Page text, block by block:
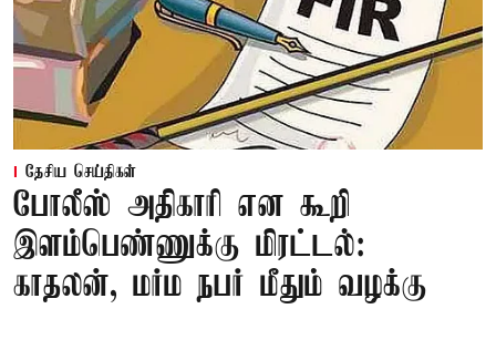
தேசிய செய்திகள்
போலீஸ் அதிகாரி என கூறி
இளம்பெண்ணுக்கு மிரட்டல்:
காதலன், மர்ம நபர் மீதும் வழக்கு